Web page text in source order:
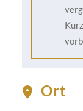
Garnele |
Ort